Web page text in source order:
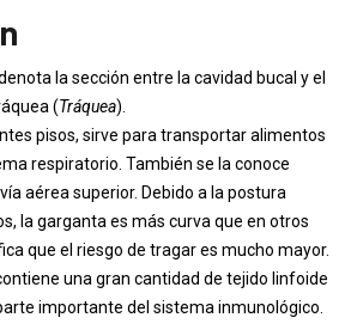
la sección entre la cavidad bucal y el
(Tráquea).
pisos, sirve para transportar alimentos
respiratorio. También se la conoce
aérea superior. Debido a la postura
la garganta es más curva que en otros
que el riesgo de tragar es mucho mayor.
una gran cantidad de tejido linfoide
importante del sistema inmunológico.